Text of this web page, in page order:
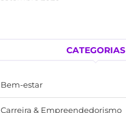
CATEGORIAS
Bem-estar
Carreira & Empreendedorismo